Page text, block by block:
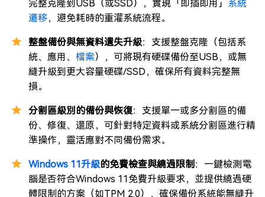
完整克隆到USB（或SSD），實現「即插即用」 系統
遷移，避免耗時的重灌系統流程。
整盤備份與無資料遺失升級：支援整盤克隆（包括系
統、應用、 檔案），可將現有硬碟備份至USB，或無
縫升級到更大容量硬碟/SSD，確保所有資料完整無
損。
分割區級別的備份與恢復：支援單一或多分割區的備
份、修復、還原，可針對特定資料或系統分割區進行精
準操作，靈活應對不同備份需求。
Windows 11升級的免費檢查與繞過限制：一鍵檢測電
腦是否符合Windows 11免費升級要求，並提供繞過硬
體限制的方案（如TPM 2.0），確保備份系統能無縫升